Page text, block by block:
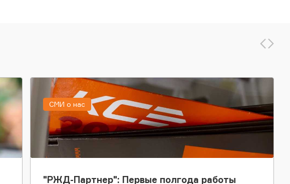
"РЖД-Партнер": Первые полгода работы
СМИ о нас